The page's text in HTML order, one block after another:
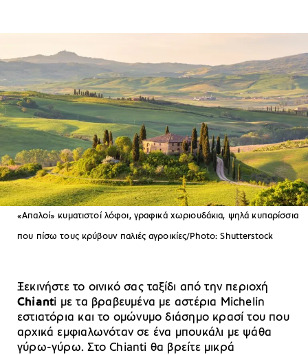
«Απαλοί» κυματιστοί λόφοι, γραφικά χωριουδάκια, ψηλά κυπαρίσσια
που πίσω τους κρύβουν παλιές αγροικίες/Photo: Shutterstock
Ξεκινήστε το οινικό σας ταξίδι από την περιοχή
Chianti με τα βραβευμένα με αστέρια Michelin
εστιατόρια και το ομώνυμο διάσημο κρασί του που
αρχικά εμφιαλωνόταν σε ένα μπουκάλι με ψάθα
γύρω-γύρω. Στο Chianti θα βρείτε μικρά